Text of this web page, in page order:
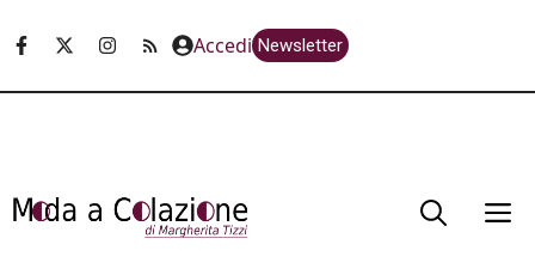
Accedi Newsletter